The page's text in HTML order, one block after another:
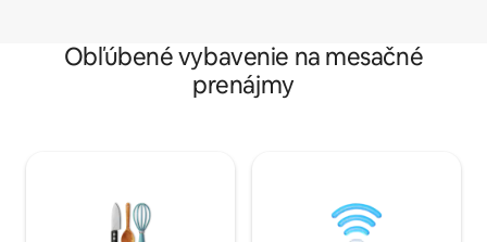
Obľúbené vybavenie na mesačné
prenájmy